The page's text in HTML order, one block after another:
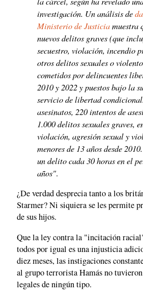
investigación. Un análisis de
Ministerio de Justiciamuestra
nuevos delitos graves (que
secuestro, violación, incendio
otros delitos sexuales o
cometidos por delincuentes
2010 y 2022 y puestos bajo la
servicio de libertad
asesinatos, 220 intentos de
1.000 delitos sexuales graves,
violación, agresión sexual y
menores de 13 años desde
un delito cada 30 horas en el
años".
¿De verdad desprecia tanto a los
Starmer? Ni siquiera se les permite
de sus hijos.
Que la ley contra la "incitación
todos por igual es una injusticia
diez meses, las instigaciones
al grupo terrorista Hamás no tuvieron
legales de ningún tipo.